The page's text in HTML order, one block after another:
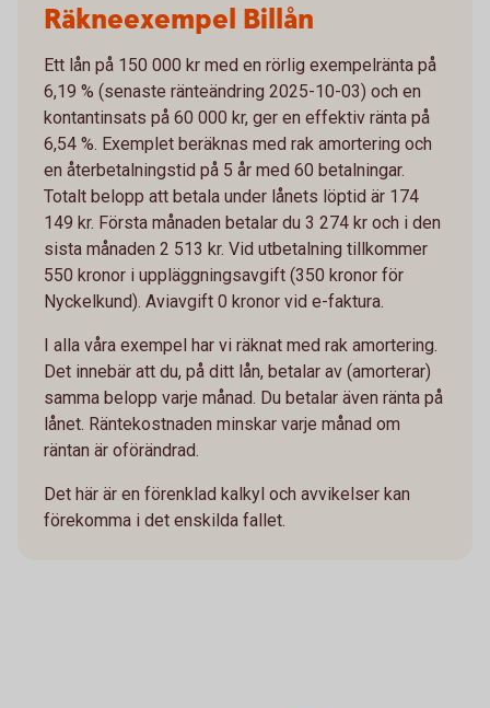
Räkneexempel Billån
Ett lån på 150 000 kr med en rörlig exempelränta på
6,19 % (senaste ränteändring 2025-10-03) och en
kontantinsats på 60 000 kr, ger en effektiv ränta på
6,54 %. Exemplet beräknas med rak amortering och
en återbetalningstid på 5 år med 60 betalningar.
Totalt belopp att betala under lånets löptid är 174
149 kr. Första månaden betalar du 3 274 kr och i den
sista månaden 2 513 kr. Vid utbetalning tillkommer
550 kronor i uppläggningsavgift (350 kronor för
Nyckelkund). Aviavgift 0 kronor vid e-faktura.
I alla våra exempel har vi räknat med rak amortering.
Det innebär att du, på ditt lån, betalar av (amorterar)
samma belopp varje månad. Du betalar även ränta på
lånet. Räntekostnaden minskar varje månad om
räntan är oförändrad.
Det här är en förenklad kalkyl och avvikelser kan
förekomma i det enskilda fallet.